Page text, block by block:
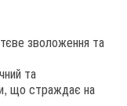
зволоження та
та
що страждає на